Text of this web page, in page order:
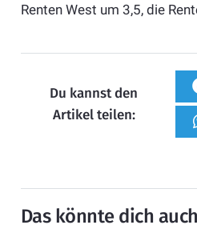
Renten West um 3,5, die
Du kannst den
Artikel teilen:
Das könnte dich